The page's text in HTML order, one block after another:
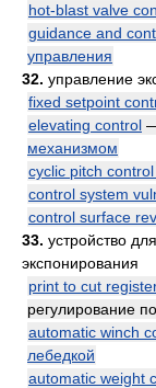
hot-blast valve
guidance and
управления
32. управление
fixed setpoint
elevating control
механизмом
cyclic pitch
control system
control surface
33. устройство
экспонирования
print to cut
регулирование
automatic winch
лебедкой
automatic weight